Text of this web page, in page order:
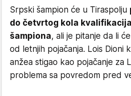
Srpski šampion će u Tiraspolju
do četvrtog kola
šampiona, ali je pitanje da li
od letnjih pojačanja. Lois Dioni
anžea stigao kao pojačanje za
problema sa povredom pred